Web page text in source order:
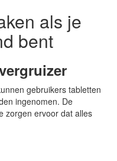
als je
bent
gebruikers tabletten
ingenomen. De
zorgen ervoor dat alles